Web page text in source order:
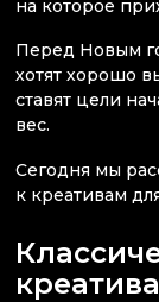
на которое
Перед Новым
хотят хорошо
ставят цели
вес.
Сегодня мы
к креативам